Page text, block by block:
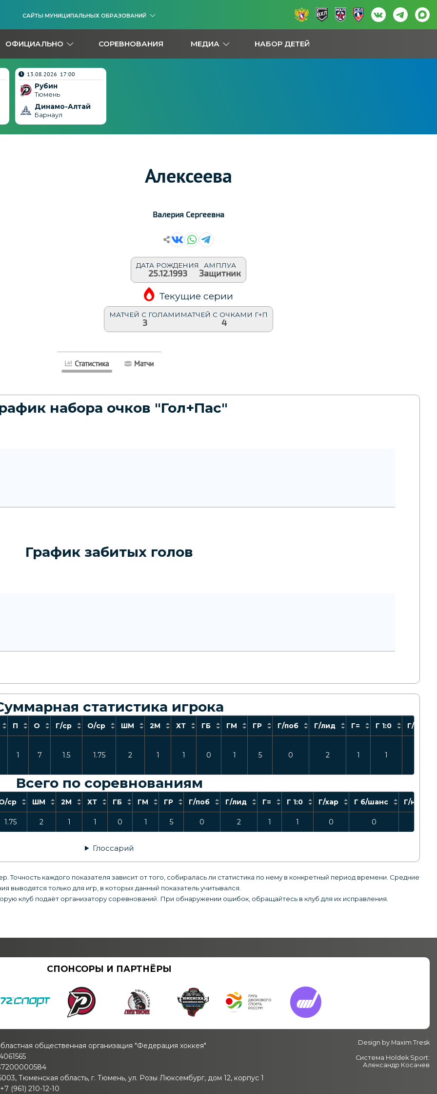
САЙТЫ МУНИЦИПАЛЬНЫХ ОБРАЗОВАНИЙ
ОФИЦИАЛЬНО СОРЕВНОВАНИЯ МЕДИА НАБОР ДЕТЕЙ
13.08.2026 17:00
Рубин
Тюмень
Динамо-Алтай
Барнаул
Алексеева
Валерия Сергеевна
ДАТА РОЖДЕНИЯ
25.12.1993
АМПЛУА
Защитник
Текущие серии
МАТЧЕЙ С ГОЛАМИ
3
МАТЧЕЙ С ОЧКАМИ Г+П
4
Статистика Матчи
набора очков "Гол+Пас"
График забитых голов
статистика игрока
П О Г/ср О/ср ШМ 2М ХТ ГБ ГМ ГР Г/поб Г/лид Г= Г 1:0 Г/хар
1 7 1.5 1.75 2 1 1 0 1 5 0 2 1 1
Всего по соревнованиям
ср ШМ 2М ХТ ГБ ГМ ГР Г/поб Г/лид Г= Г 1:0 Г/хар Г б/шанс Г/надеж
1.75 2 1 1 0 1 5 0 2 1 1 0 0
Глоссарий
Точность каждого показателя зависит от того, собиралась ли статистика по нему в конкретный период времени. Средние
выводятся только для игр, в которых данный показатель учитывался.
клуб подаёт организатору соревнований. При обнаружении ошибок, обращайтесь в клуб для их исправления.
СПОНСОРЫ И ПАРТНЁРЫ
общественная организация "Федерация хоккея"
Тюменская область, г. Тюмень, ул. Розы Люксембург, дом 12, корпус 1
(961) 210-12-10
Design by Maxim Tresk
Система Holdek Sport:
Александр Косачев